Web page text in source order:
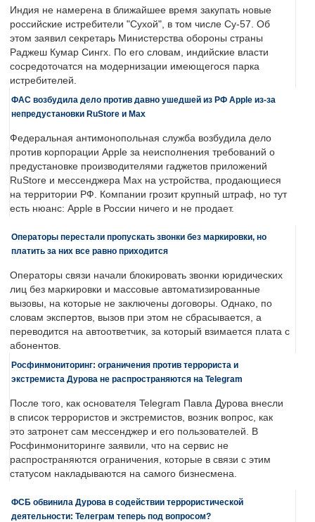
Индия не намерена в ближайшее время закупать новые
российские истребители "Сухой", в том числе Су-57. Об
этом заявил секретарь Министерства обороны страны
Раджеш Кумар Сингх. По его словам, индийские власти
сосредоточатся на модернизации имеющегося парка
истребителей.
ФАС возбудила дело против давно ушедшей из РФ Apple из-за
непредустановки RuStore и Max
Федеральная антимонопольная служба возбудила дело
против корпорации Apple за неисполнения требований о
предустановке производителями гаджетов приложений
RuStore и мессенджера Max на устройства, продающиеся
на территории РФ. Компании грозит крупный штраф, но тут
есть нюанс: Apple в России ничего и не продает.
Операторы перестали пропускать звонки без маркировки, но
платить за них все равно приходится
Операторы связи начали блокировать звонки юридических
лиц без маркировки и массовые автоматизированные
вызовы, на которые не заключены договоры. Однако, по
словам экспертов, вызов при этом не сбрасывается, а
переводится на автоответчик, за который взимается плата с
абонентов.
Росфинмониторинг: ограничения против террориста и
экстремиста Дурова не распространяются на Telegram
После того, как основателя Telegram Павла Дурова внесли
в список террористов и экстремистов, возник вопрос, как
это затронет сам мессенджер и его пользователей. В
Росфинмониторинге заявили, что на сервис не
распространяются ограничения, которые в связи с этим
статусом накладываются на самого бизнесмена.
ФСБ обвинила Дурова в содействии террористической
деятельности: Телеграм теперь под вопросом?